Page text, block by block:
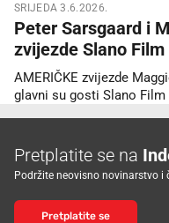
SRIJEDA 3.6.2026.
Peter Sarsgaard i
zvijezde Slano Film
AMERIČKE zvijezde
glavni su gosti Slano Film
Pretplatite se na
Podržite neovisno novinarstvo i
Pretplatite se